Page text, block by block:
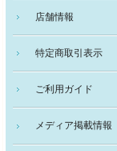
店舗情報
特定商取引表示
ご利用ガイド
メディア掲載情報